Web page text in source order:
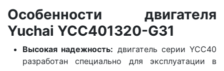
Особенности двигателя
Yuchai YCC401320-G31
Высокая надежность: двигатель серии YCC40
разработан специально для эксплуатации в